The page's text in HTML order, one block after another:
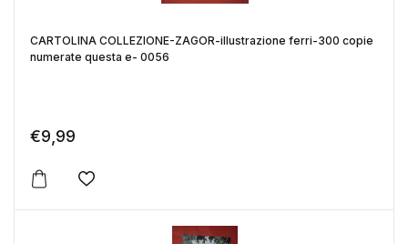
CARTOLINA COLLEZIONE-ZAGOR-illustrazione ferri-300 copie
numerate questa e- 0056
€9,99
Aggiungi alla lista dei desideri